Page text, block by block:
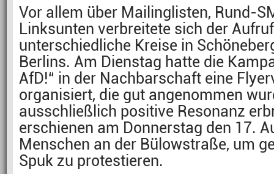
Vor allem über Mailinglisten, Rund-
Linksunten verbreitete sich der
unterschiedliche Kreise in
Berlins. Am Dienstag hatte die
AfD!“ in der Nachbarschaft eine
organisiert, die gut angenommen
ausschließlich positive Resonanz
erschienen am Donnerstag den 17.
Menschen an der Bülowstraße, um
Spuk zu protestieren.